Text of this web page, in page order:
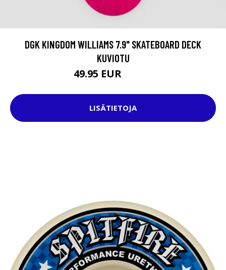
DGK KINGDOM WILLIAMS 7.9" SKATEBOARD DECK
KUVIOTU
49.95 EUR
LISÄTIETOJA